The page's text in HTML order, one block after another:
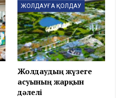
ЖОЛДАУҒА ҚОЛДАУ
Жолдаудың жүзеге
асуының жарқын
дәлелі